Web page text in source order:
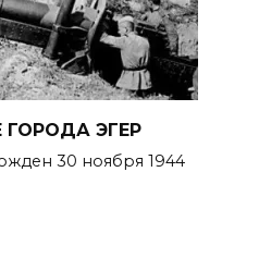
ЭГЕР
30 ноября 1944